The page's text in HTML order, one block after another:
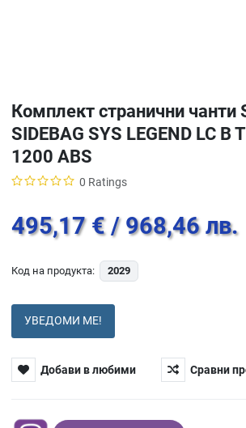
Комплект странични чанти
SIDEBAG SYS LEGEND LC B
1200 ABS
0 Ratings
495,17 € / 968,46 лв.
Код на продукта: 2029
УВЕДОМИ МЕ!
Добави в любими Сравни